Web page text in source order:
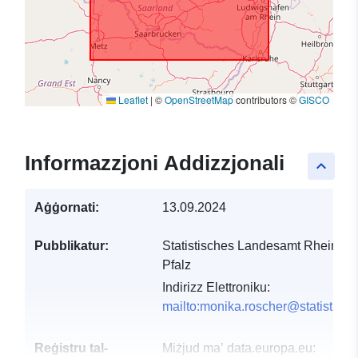
Leaflet | ©OpenStreetMapcontributors ©GISCO
keyboard_arrow_up
Informazzjoni Addizzjonali
Aġġornati: 13.09.2024
Pubblikatur:
Statistisches Landesamt
Pfalz
Indirizz Elettroniku:
Reġistru tal-
Miżjud ma’ data.europa.eu: